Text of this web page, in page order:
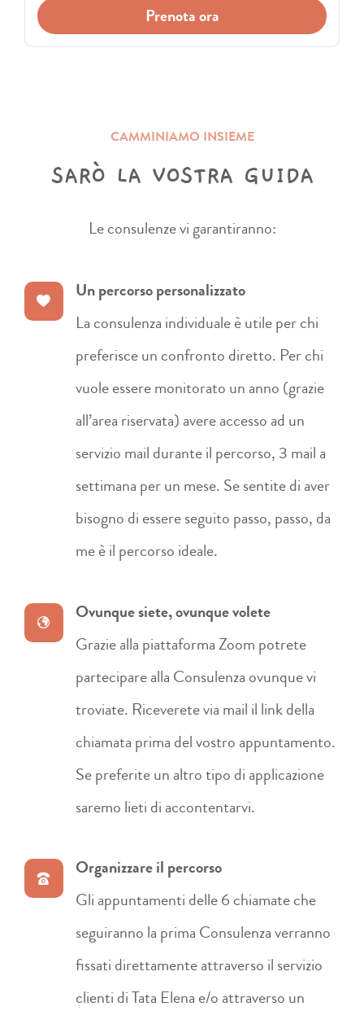
Prenota ora
CAMMINIAMO INSIEME
SARO LA VOSTRA GUIDA
Le consulenze vi garantiranno:
Un percorso personalizzato
La consulenza individuale è utile per chi
preferisce un confronto diretto. Per chi
vuole essere monitorato un anno (grazie
all’area riservata) avere accesso ad un
servizio mail durante il percorso, 3 mail a
settimana per un mese. Se sentite di aver
bisogno di essere seguito passo, passo, da
me è il percorso ideale.
Ovunque siete, ovunque volete
Grazie alla piattaforma Zoom potrete
partecipare alla Consulenza ovunque vi
troviate. Riceverete via mail il link della
chiamata prima del vostro appuntamento.
Se preferite un altro tipo di applicazione
saremo lieti di accontentarvi.
Organizzare il percorso
Gli appuntamenti delle 6 chiamate che
seguiranno la prima Consulenza verranno
fissati direttamente attraverso il servizio
clienti di Tata Elena e/o attraverso un